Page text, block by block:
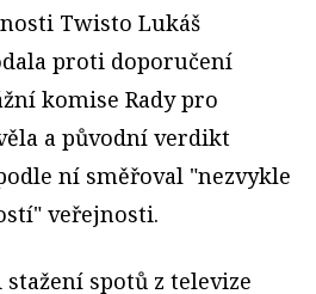
Twisto Lukáš
proti doporučení
komise Rady pro
a původní verdikt
ní směřoval "nezvykle
veřejnosti.
spotů z televize